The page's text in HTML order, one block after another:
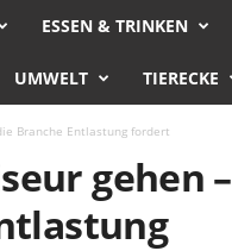
ESSEN & TRINKEN
UMWELT TIERECKE
Branche Entlastung fordert
gehen –